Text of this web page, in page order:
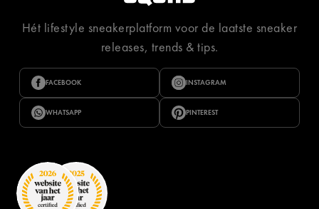
Hét lifestyle sneakerplatform voor de laatste sneaker
releases, trends & tips.
FACEBOOK INSTAGRAM
WHATSAPP PINTEREST